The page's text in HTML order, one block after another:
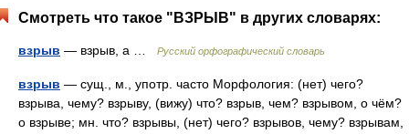
Смотреть что такое "ВЗРЫВ" в других словарях:
взрыв — взрыв, а … Русский орфографический словарь
взрыв — сущ., м., употр. часто Морфология: (нет) чего?
взрыва, чему? взрыву, (вижу) что? взрыв, чем? взрывом, о чём?
о взрыве; мн. что? взрывы, (нет) чего? взрывов, чему? взрывам,